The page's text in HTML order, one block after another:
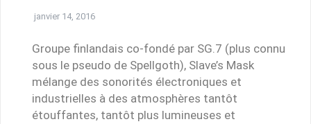
janvier 14, 2016
Groupe finlandais co-fondé par SG.7 (plus connu
sous le pseudo de Spellgoth), Slave’s Mask
mélange des sonorités électroniques et
industrielles à des atmosphères tantôt
étouffantes, tantôt plus lumineuses et